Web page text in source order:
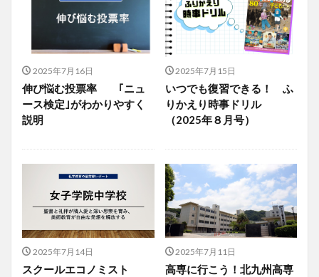
2025年7月16日
伸び悩む投票率 ｢ニュ
ース検定｣がわかりやすく
説明
2025年7月15日
いつでも復習できる！ ふ
りかえり時事ドリル
（2025年８月号）
2025年7月14日
スクールエコノミスト
2025年7月11日
高専に行こう！北九州高専